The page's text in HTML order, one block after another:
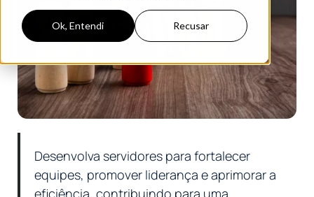
Ok, Entendi Recusar
Desenvolva servidores para fortalecer
equipes, promover liderança e aprimorar a
eficiência, contribuindo para uma